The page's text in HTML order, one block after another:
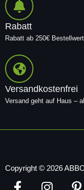
Rabatt
Rabatt ab 250€ Bestellwert
Versandkostenfrei
Versand geht auf Haus –
Copyright © 2026
F
I
P